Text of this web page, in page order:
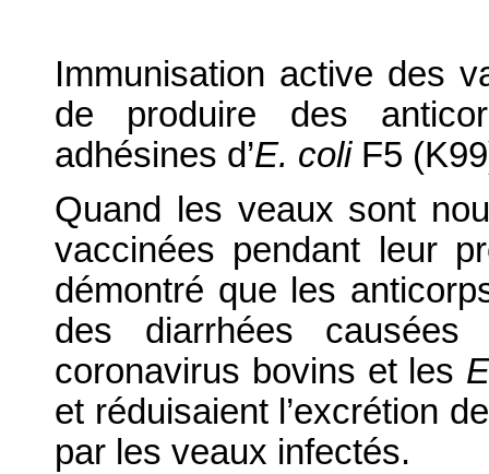
Immunisation active des
de produire des
adhésines d’E. coli F5
Quand les veaux sont
vaccinées pendant leur
démontré que les
des diarrhées
coronavirus bovins et les
et réduisaient l’excrétion
par les veaux infectés.